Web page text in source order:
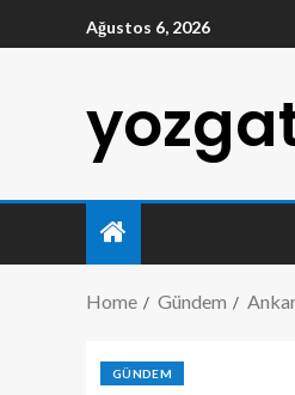
Ağustos 6, 2026
Home Gündem
GÜNDEM